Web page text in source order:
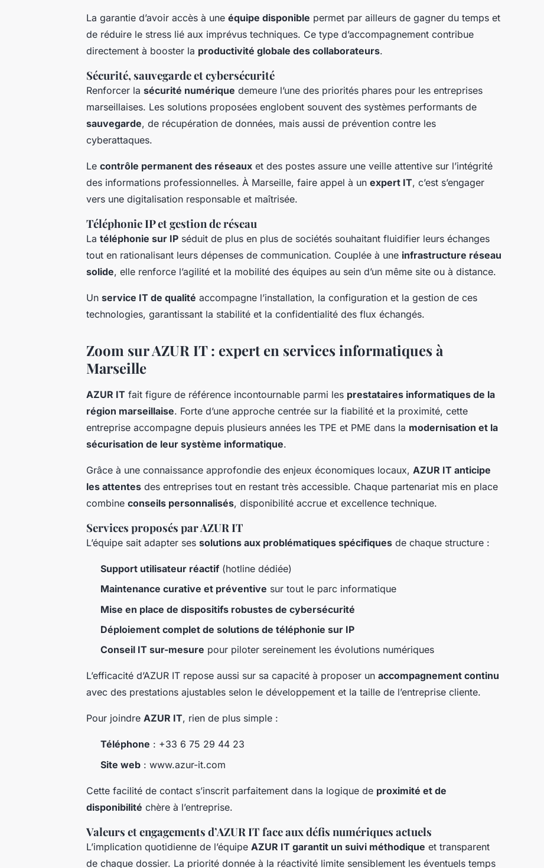
La garantie d’avoir accès à une équipe disponible permet par ailleurs de gagner du temps et
de réduire le stress lié aux imprévus techniques. Ce type d’accompagnement contribue
directement à booster la productivité globale des collaborateurs.
Sécurité, sauvegarde et cybersécurité
Renforcer la sécurité numérique demeure l’une des priorités phares pour les entreprises
marseillaises. Les solutions proposées englobent souvent des systèmes performants de
sauvegarde, de récupération de données, mais aussi de prévention contre les
cyberattaques.
Le contrôle permanent des réseaux et des postes assure une veille attentive sur l’intégrité
des informations professionnelles. À Marseille, faire appel à un expert IT, c’est s’engager
vers une digitalisation responsable et maîtrisée.
Téléphonie IP et gestion de réseau
La téléphonie sur IP séduit de plus en plus de sociétés souhaitant fluidifier leurs échanges
tout en rationalisant leurs dépenses de communication. Couplée à une infrastructure réseau
solide, elle renforce l’agilité et la mobilité des équipes au sein d’un même site ou à distance.
Un service IT de qualité accompagne l’installation, la configuration et la gestion de ces
technologies, garantissant la stabilité et la confidentialité des flux échangés.
Zoom sur AZUR IT : expert en services informatiques à
Marseille
AZUR IT fait figure de référence incontournable parmi les prestataires informatiques de la
région marseillaise. Forte d’une approche centrée sur la fiabilité et la proximité, cette
entreprise accompagne depuis plusieurs années les TPE et PME dans la modernisation et la
sécurisation de leur système informatique.
Grâce à une connaissance approfondie des enjeux économiques locaux, AZUR IT anticipe
les attentes des entreprises tout en restant très accessible. Chaque partenariat mis en place
combine conseils personnalisés, disponibilité accrue et excellence technique.
Services proposés par AZUR IT
L’équipe sait adapter ses solutions aux problématiques spécifiques de chaque structure :
Support utilisateur réactif (hotline dédiée)
Maintenance curative et préventive sur tout le parc informatique
Mise en place de dispositifs robustes de cybersécurité
Déploiement complet de solutions de téléphonie sur IP
Conseil IT sur-mesure pour piloter sereinement les évolutions numériques
L’efficacité d’AZUR IT repose aussi sur sa capacité à proposer un accompagnement continu
avec des prestations ajustables selon le développement et la taille de l’entreprise cliente.
Pour joindre AZUR IT, rien de plus simple :
Téléphone : +33 6 75 29 44 23
Site web : www.azur-it.com
Cette facilité de contact s’inscrit parfaitement dans la logique de proximité et de
disponibilité chère à l’entreprise.
Valeurs et engagements d’AZUR IT face aux défis numériques actuels
L’implication quotidienne de l’équipe AZUR IT garantit un suivi méthodique et transparent
de chaque dossier. La priorité donnée à la réactivité limite sensiblement les éventuels temps